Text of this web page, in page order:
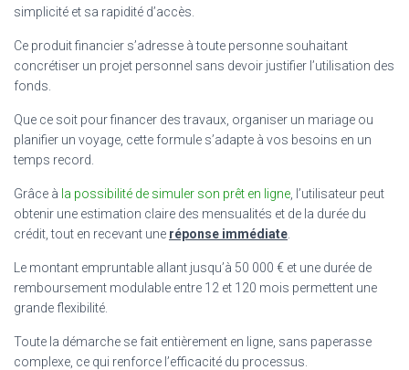
simplicité et sa rapidité d’accès.
Ce produit financier s’adresse à toute personne souhaitant
concrétiser un projet personnel sans devoir justifier l’utilisation des
fonds.
Que ce soit pour financer des travaux, organiser un mariage ou
planifier un voyage, cette formule s’adapte à vos besoins en un
temps record.
Grâce à la possibilité de simuler son prêt en ligne , l’utilisateur peut
obtenir une estimation claire des mensualités et de la durée du
crédit, tout en recevant une réponse immédiate
Le montant empruntable allant jusqu’à 50 000 € et une durée de
remboursement modulable entre 12 et 120 mois permettent une
grande flexibilité.
Toute la démarche se fait entièrement en ligne, sans paperasse
complexe, ce qui renforce l’efficacité du processus.